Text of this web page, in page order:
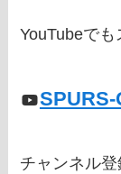
YouTubeでも
チャンネル